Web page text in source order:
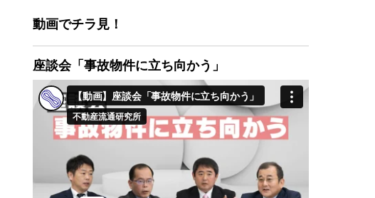
動画でチラ見！
座談会「事故物件に立ち向かう」